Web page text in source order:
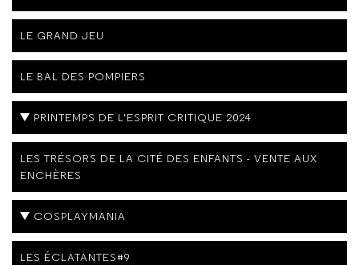
LE GRAND JEU
LE BAL DES POMPIERS
PRINTEMPS DE L'ESPRIT CRITIQUE 2024
LES TRÉSORS DE LA CITÉ DES ENFANTS - VENTE AUX
ENCHÈRES
COSPLAYMANIA
LES ÉCLATANTES#9